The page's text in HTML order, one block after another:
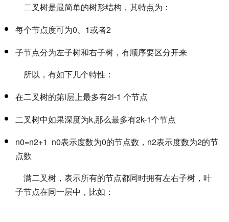
二叉树是最简单的树形结构，其特点为：
每个节点度可为0、1或者2
子节点分为左子树和右子树，有顺序要区分开来
所以，有如下几个特性：
在二叉树的第i层上最多有2i-1 个节点
二叉树中如果深度为k,那么最多有2k-1个节点
n0=n2+1 n0表示度数为0的节点数，n2表示度数为2的节
点数
满二叉树，表示所有的节点都同时拥有左右子树，叶
子节点在同一层中，比如：